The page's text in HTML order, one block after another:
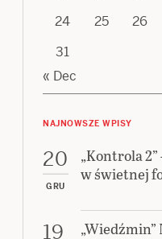
24
25 26
31
« Dec
NAJNOWSZE WPISY
20
GRU
„Kontrola
w świetnej
19